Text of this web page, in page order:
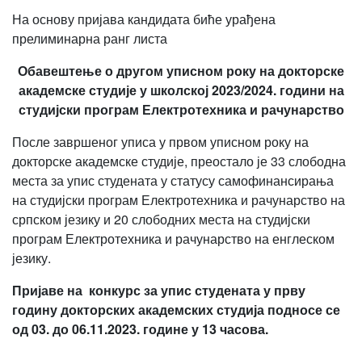
На основу пријава кандидата биће урађена
прелиминарна ранг листа
Обавештење о другом уписном року на докторске
академске студије у школској 2023/2024. години на
студијски програм Електротехника и рачунарство
После завршеног уписа у првом уписном року на
докторске академске студије, преостало је 33 слободна
места за упис студената у статусу самофинансирања
на студијски програм Електротехника и рачунарство на
српском језику и 20 слободних места на студијски
програм Електротехника и рачунарство на енглеском
језику.
Пријаве на конкурс за упис студената у прву
годину докторских академских студија подносе се
од 03. до 06.11.2023. године у 13 часова.